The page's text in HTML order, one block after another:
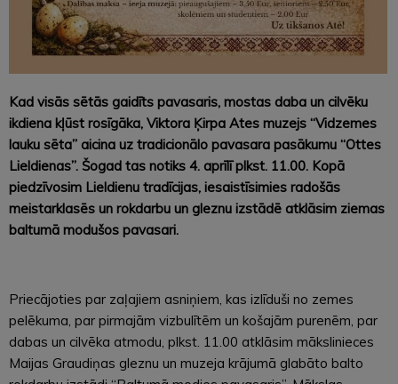
Kad visās sētās gaidīts pavasaris, mostas daba un cilvēku
ikdiena kļūst rosīgāka, Viktora Ķirpa Ates muzejs “Vidzemes
lauku sēta” aicina uz tradicionālo pavasara pasākumu “Ottes
Lieldienas”. Šogad tas notiks 4. aprīlī plkst. 11.00. Kopā
piedzīvosim Lieldienu tradīcijas, iesaistīsimies radošās
meistarklasēs un rokdarbu un gleznu izstādē atklāsim ziemas
baltumā modušos pavasari.
Priecājoties par zaļajiem asniņiem, kas izlīduši no zemes
pelēkuma, par pirmajām vizbulītēm un košajām purenēm, par
dabas un cilvēka atmodu, plkst. 11.00 atklāsim mākslinieces
Maijas Graudiņas gleznu un muzeja krājumā glabāto balto